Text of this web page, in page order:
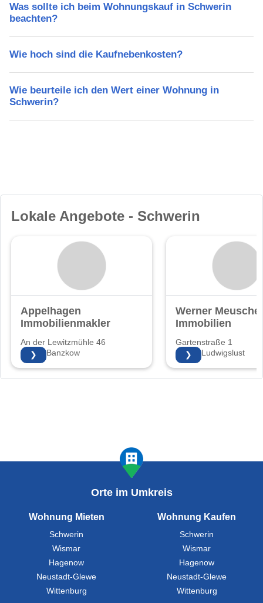
Was sollte ich beim Wohnungskauf in Schwerin
beachten?
Wie hoch sind die Kaufnebenkosten?
Wie beurteile ich den Wert einer Wohnung in
Schwerin?
Lokale Angebote - Schwerin
Appelhagen
Immobilienmakler
An der Lewitzmühle 46
19079 Banzkow
❯
Werner Meuschel
Immobilien
Gartenstraße 1
19288 Ludwigslust
❯
Orte im Umkreis
Wohnung Mieten
Schwerin
Wismar
Hagenow
Neustadt-Glewe
Wittenburg
Wohnung Kaufen
Schwerin
Wismar
Hagenow
Neustadt-Glewe
Wittenburg